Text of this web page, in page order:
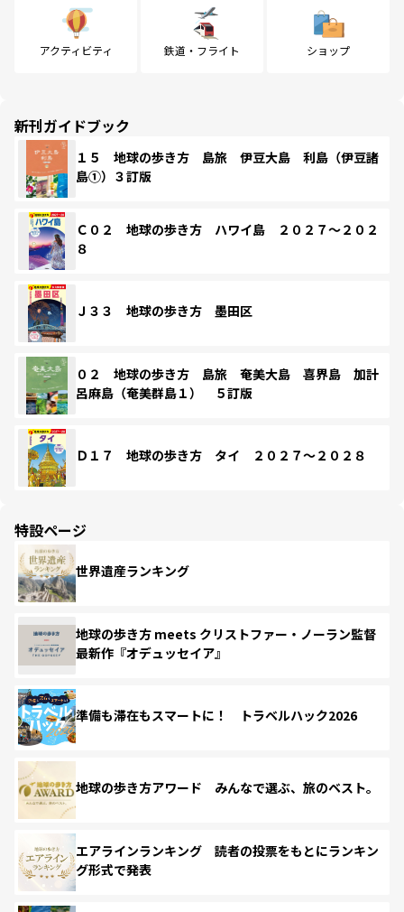
アクティビティ 鉄道・フライト ショップ
新刊ガイドブック
１５ 地球の歩き方 島旅 伊豆大島 利島（伊豆諸
島①）３訂版
Ｃ０２ 地球の歩き方 ハワイ島 ２０２７～２０２
８
Ｊ３３ 地球の歩き方 墨田区
０２ 地球の歩き方 島旅 奄美大島 喜界島 加計
呂麻島（奄美群島１） ５訂版
Ｄ１７ 地球の歩き方 タイ ２０２７～２０２８
特設ページ
世界遺産ランキング
地球の歩き方 meets クリストファー・ノーラン監督
最新作『オデュッセイア』
準備も滞在もスマートに！ トラベルハック2026
地球の歩き方アワード みんなで選ぶ、旅のベスト。
エアラインランキング 読者の投票をもとにランキン
グ形式で発表